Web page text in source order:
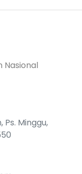
Nasional
Ps. Minggu,